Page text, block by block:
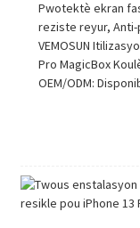
Pwotektè ekran
reziste reyur, Anti-
VEMOSUN
Pro MagicBox
OEM/ODM: